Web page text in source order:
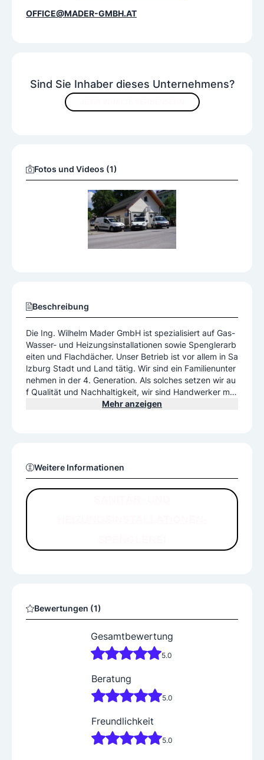
Sind Sie Inhaber dieses Unternehmens?
Fotos und Videos (1)
Beschreibung
Die Ing. Wilhelm Mader GmbH ist spezialisiert auf Gas-
Wasser- und Heizungsinstallationen sowie Spenglerarb
eiten und Flachdächer. Unser Betrieb ist vor allem in Sa
lzburg Stadt und Land tätig. Wir sind ein Familienunter
nehmen in der 4. Generation. Als solches setzen wir au
f Qualität und Nachhaltigkeit, wir sind Handwerker mit
Handschlagqualität. Für zahlreiche Arbeiten am und im
Mehr anzeigen
Weitere Informationen
Bewertungen (1)
Gesamtbewertung
5.0
Beratung
5.0
Freundlichkeit
5.0
OFFICE@MADER-GMBH.AT